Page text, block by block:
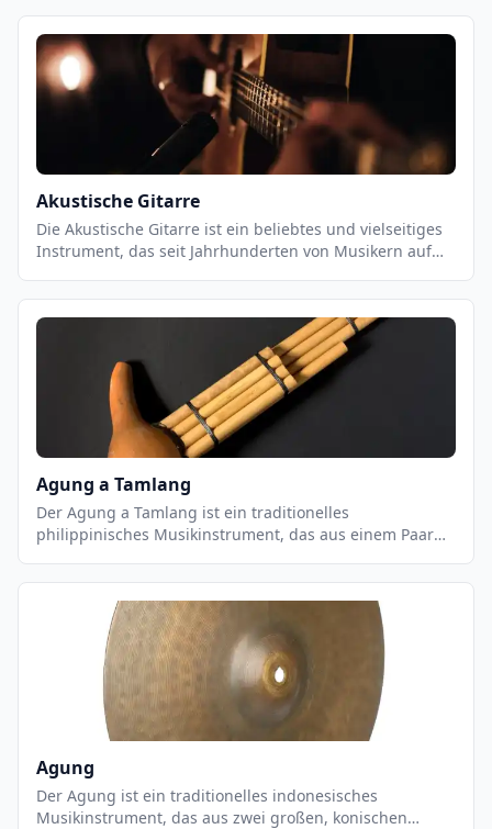
Instrument, das sowohl für Einzel- als auch für
Gruppenauftritte geeignet ist. Es ist ein wichtiger
Bestandteil vieler Musikstile, von Jazz und Blues bis hin
zu Pop und Rock. Es ist ein Instrument, das eine starke
Präsenz in einer Band hat und eine wichtige Rolle bei
der Unterstützung des Rhythmus und der Melodie
Akustische Gitarre
Die Akustische Gitarre ist ein beliebtes und vielseitiges
Instrument, das seit Jahrhunderten von Musikern auf
Saiteninstrument, das aus einem Resonanzkörper,
einem Hals und sechs Saiten besteht. Es kann in einer
Vielzahl von Musikstilen eingesetzt werden, von
klassischen Stücken bis hin zu modernen Pop- und
Rock-Songs. Akustische Gitarren können mit einer
Vielzahl von Techniken gespielt werden, einschließlich
Fingerpicking, Strumming und Flatpicking.
Agung a Tamlang
Der Agung a Tamlang ist ein traditionelles
philippinisches Musikinstrument, das aus einem Paar
normalerweise in Gruppen von zwei oder mehr
Musikern gespielt, die die Trommeln mit Stöcken
schlagen. Der Agung a Tamlang ist ein wichtiger
Bestandteil der philippinischen Musikkultur und wird
häufig bei religiösen Zeremonien, Festen und anderen
Anlässen verwendet. Es ist ein sehr einzigartiges
Instrument, das einen einzigartigen, tiefen und
rhythmischen Klang erzeugt.
Agung
Der Agung ist ein traditionelles indonesisches
Musikinstrument, das aus zwei großen, konischen